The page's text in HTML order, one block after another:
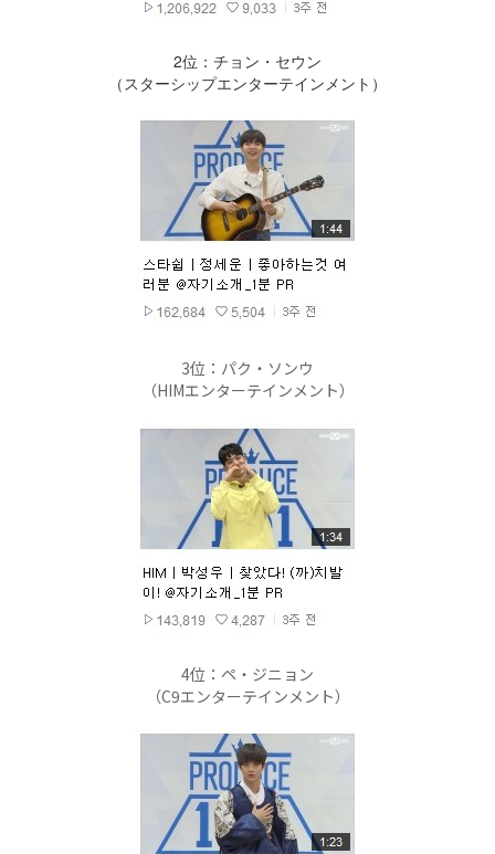
2位：チョン・セウン
（スターシップエンターテインメント）
3位：パク・ソンウ
（HIMエンターテインメント）
4位：ペ・ジニョン
（C9エンターテインメント）